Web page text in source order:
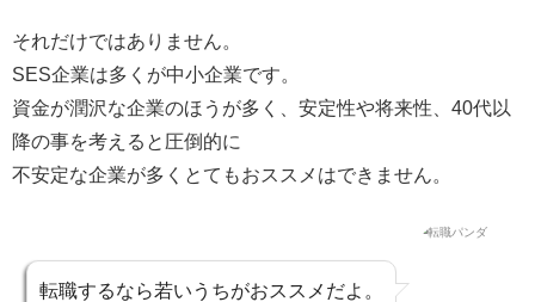
それだけではありません。
SES企業は多くが中小企業です。
資金が潤沢な企業のほうが多く、安定性や将来性、40代以
降の事を考えると圧倒的に
不安定な企業が多くとてもおススメはできません。
転職するなら若いうちがおススメだよ。